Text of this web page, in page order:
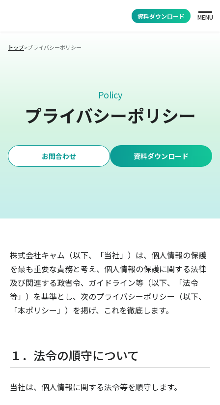
資料ダウンロード MENU
トップ>プライバシーポリシー
Policy
プライバシーポリシー
お問合わせ 資料ダウンロード
株式会社キャム（以下、「当社」）は、個人情報の保護
を最も重要な責務と考え、個人情報の保護に関する法律
及び関連する政省令、ガイドライン等（以下、「法令
等」）を基準とし、次のプライバシーポリシー（以下、
「本ポリシー」）を掲げ、これを徹底します。
１．法令の順守について
当社は、個人情報に関する法令等を順守します。